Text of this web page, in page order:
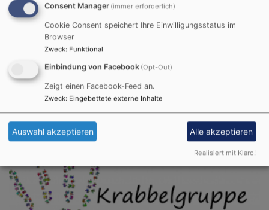
Bücherei an der Kreuzbergkirche
Evang.-Luth. Pfarramt Altenkunstadt
Altenkunstadt Gemeindezentrum Kreuzbergkirche
Consent Manager (immer erforderlich)
Cookie Consent speichert Ihre Einwilligungsstatus im
Browser
Zweck: Funktional
Einbindung von Facebook (Opt-Out)
Zeigt einen Facebook-Feed an.
Zweck: Eingebettete externe Inhalte
Auswahl akzeptieren Alle akzeptieren
Realisiert mit Klaro!